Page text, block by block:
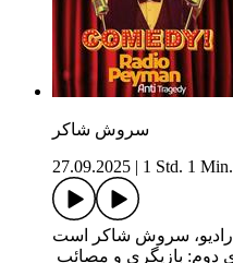
سروش شاکر
27.09.2025
1 Std. 1 Min.